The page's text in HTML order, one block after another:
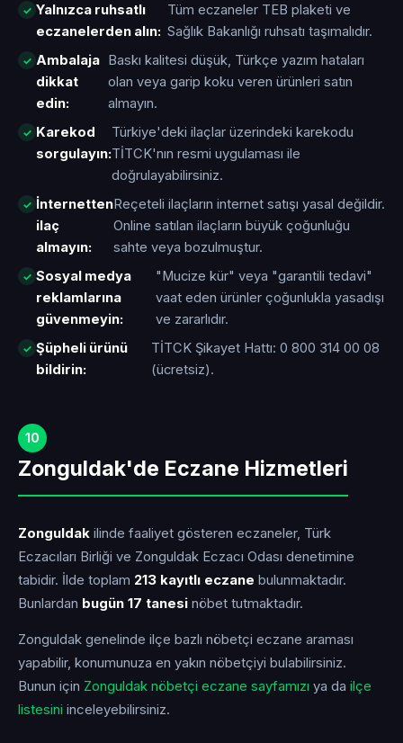
Yalnızca ruhsatlı
eczanelerden alın:
Tüm eczaneler TEB plaketi ve
Sağlık Bakanlığı ruhsatı taşımalıdır.
Ambalaja
dikkat
edin:
Baskı kalitesi düşük, Türkçe yazım hataları
olan veya garip koku veren ürünleri satın
almayın.
Karekod
sorgulayın:
Türkiye'deki ilaçlar üzerindeki karekodu
TİTCK'nın resmi uygulaması ile
doğrulayabilirsiniz.
İnternetten
ilaç
almayın:
Reçeteli ilaçların internet satışı yasal değildir.
Online satılan ilaçların büyük çoğunluğu
sahte veya bozulmuştur.
Sosyal medya
reklamlarına
güvenmeyin:
"Mucize kür" veya "garantili tedavi"
vaat eden ürünler çoğunlukla yasadışı
ve zararlıdır.
Şüpheli ürünü
bildirin:
TİTCK Şikayet Hattı: 0 800 314 00 08
(ücretsiz).
10
Zonguldak'de Eczane Hizmetleri
Zonguldak ilinde faaliyet gösteren eczaneler, Türk
Eczacıları Birliği ve Zonguldak Eczacı Odası denetimine
tabidir. İlde toplam 213 kayıtlı eczane bulunmaktadır.
Bunlardan bugün 17 tanesi nöbet tutmaktadır.
Zonguldak genelinde ilçe bazlı nöbetçi eczane araması
yapabilir, konumunuza en yakın nöbetçiyi bulabilirsiniz.
Bunun için Zonguldak nöbetçi eczane sayfamızı ya da ilçe
listesini inceleyebilirsiniz.